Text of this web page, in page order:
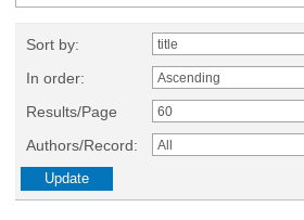
Sort by:
In order:
Results/Page
Authors/Record: